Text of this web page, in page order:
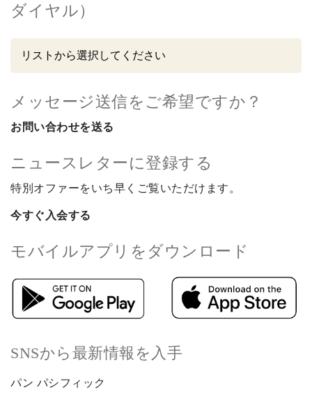
ダイヤル）
メッセージ送信をご希望ですか？
お問い合わせを送る
ニュースレターに登録する
特別オファーをいち早くご覧いただけます。
今すぐ入会する
モバイルアプリをダウンロード
SNSから最新情報を入手
パン パシフィック